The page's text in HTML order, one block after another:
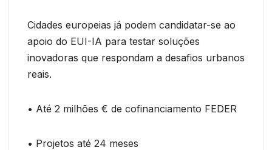
Cidades europeias já podem candidatar-se ao
apoio do EUI-IA para testar soluções
inovadoras que respondam a desafios urbanos
reais.
• Até 2 milhões € de cofinanciamento FEDER
• Projetos até 24 meses